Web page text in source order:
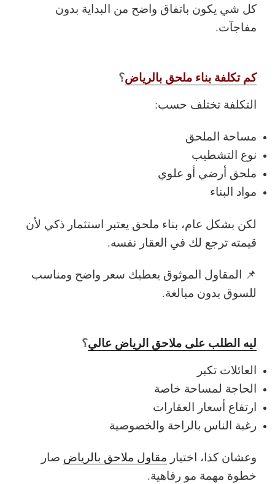
كل شي يكون باتفاق واضح من البداية بدون
مفاجآت.
كم تكلفة بناء ملحق بالرياض؟
التكلفة تختلف حسب:
مساحة الملحق
نوع التشطيب
ملحق أرضي أو علوي
مواد البناء
لكن بشكل عام، بناء ملحق يعتبر استثمار ذكي لأن
قيمته ترجع لك في العقار نفسه.
📌 المقاول الموثوق يعطيك سعر واضح ومناسب
للسوق بدون مبالغة.
ليه الطلب على ملاحق الرياض عالي؟
العائلات تكبر
الحاجة لمساحة خاصة
ارتفاع أسعار العقارات
رغبة الناس بالراحة والخصوصية
وعشان كذا، اختيار مقاول ملاحق بالرياض صار
خطوة مهمة مو رفاهية.